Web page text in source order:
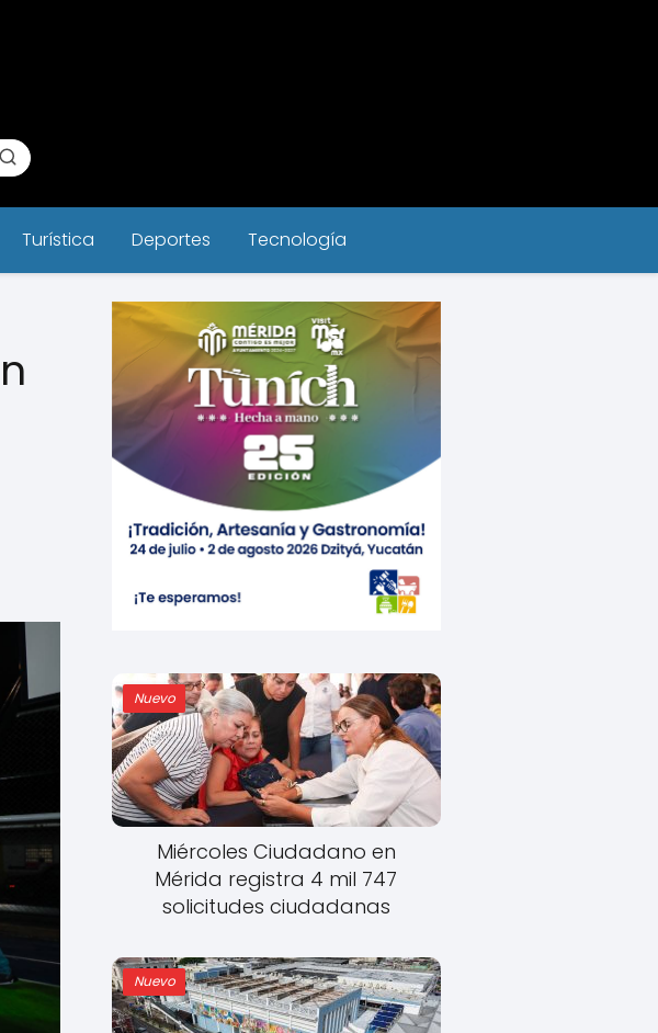
Turística Deportes Tecnología
Nuevo
Miércoles Ciudadano en
Mérida registra 4 mil 747
solicitudes ciudadanas
Nuevo